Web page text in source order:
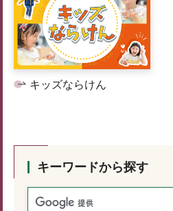
キッズならけん
キーワードから探す